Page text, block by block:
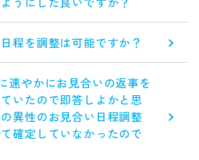
程を調整は可能ですか？
速やかにお見合いの返事を
いたので即答しよかと思
異性のお見合い日程調整
確定していなかったので